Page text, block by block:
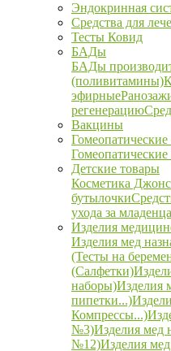
Эндокринная
Средства для
Тесты Ковид
БАДы
БАДы
(поливитамины)
эфирные
регенерацию
Вакцины
Гомеопатические
Гомеопатические
Детские товары
Косметика
бутылочки
ухода за
Изделия
Изделия мед
(Тесты на
(Салфетки)
наборы)Изделия
пипетки...)
Компрессы...)
№3)Изделия мед
№12)Изделия